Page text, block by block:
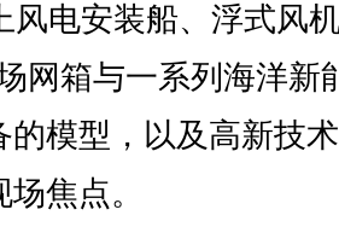
风电安装船、浮式风
网箱与一系列海洋新
的模型，以及高新技
焦点。